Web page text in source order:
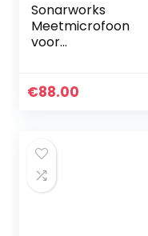
Sonarworks
Meetmicrofoon
voor
het kalibreren van
€88.00